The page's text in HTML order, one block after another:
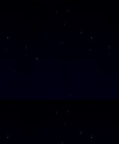
SAMSTAG